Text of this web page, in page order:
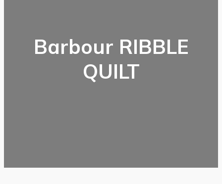
Barbour RIBBLE
QUILT